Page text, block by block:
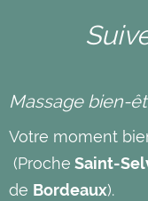
Massage bien-
Votre moment
(Proche Saint-
de Bordeaux).